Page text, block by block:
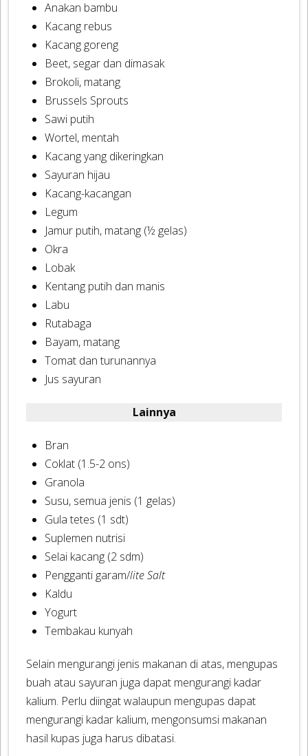
Anakan bambu
Kacang rebus
Kacang goreng
Beet, segar dan dimasak
Brokoli, matang
Brussels Sprouts
Sawi putih
Wortel, mentah
Kacang yang dikeringkan
Sayuran hijau
Kacang-kacangan
Legum
Jamur putih, matang (½ gelas)
Okra
Lobak
Kentang putih dan manis
Labu
Rutabaga
Bayam, matang
Tomat dan turunannya
Jus sayuran
Lainnya
Bran
Coklat (1.5-2 ons)
Granola
Susu, semua jenis (1 gelas)
Gula tetes (1 sdt)
Suplemen nutrisi
Selai kacang (2 sdm)
Pengganti garam/lite Salt
Kaldu
Yogurt
Tembakau kunyah
Selain mengurangi jenis makanan di atas, mengupas
buah atau sayuran juga dapat mengurangi kadar
kalium. Perlu diingat walaupun mengupas dapat
mengurangi kadar kalium, mengonsumsi makanan
hasil kupas juga harus dibatasi.